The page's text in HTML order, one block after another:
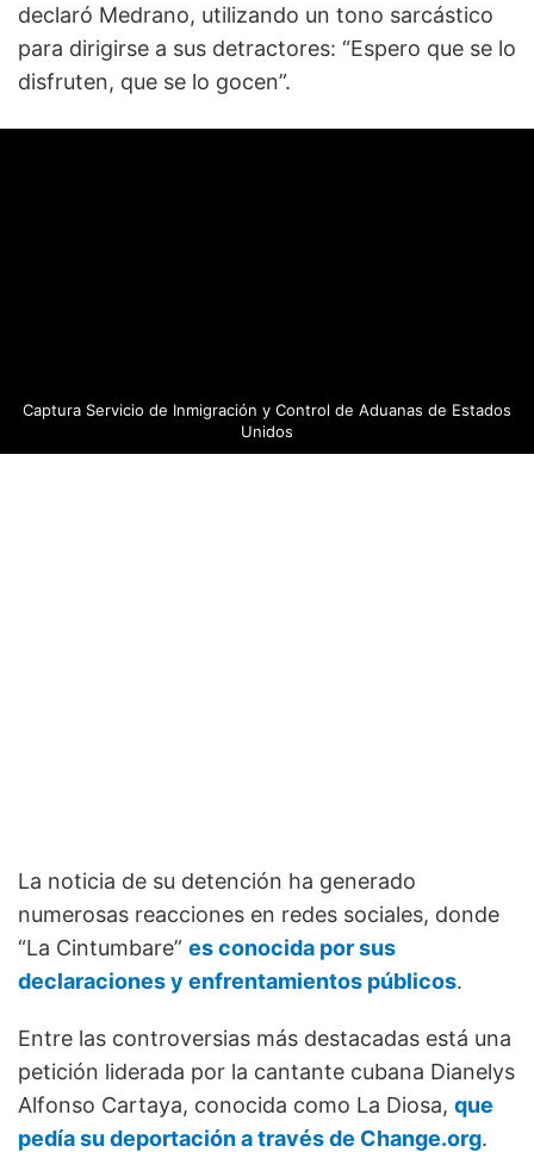
declaró Medrano, utilizando un tono sarcástico
para dirigirse a sus detractores: “Espero que se lo
disfruten, que se lo gocen”.
Captura Servicio de Inmigración y Control de Aduanas de Estados
Unidos
La noticia de su detención ha generado
numerosas reacciones en redes sociales, donde
“La Cintumbare” es conocida por sus
declaraciones y enfrentamientos públicos.
Entre las controversias más destacadas está una
petición liderada por la cantante cubana Dianelys
Alfonso Cartaya, conocida como La Diosa, que
pedía su deportación a través de Change.org.